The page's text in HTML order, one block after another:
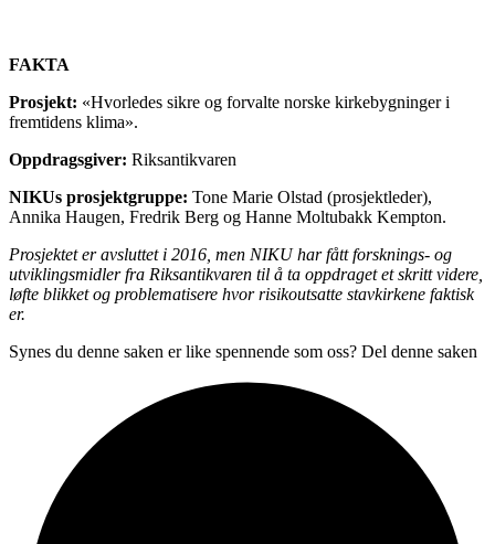
FAKTA
Prosjekt: «Hvorledes sikre og forvalte norske kirkebygninger i
fremtidens klima».
Oppdragsgiver: Riksantikvaren
NIKUs prosjektgruppe: Tone Marie Olstad (prosjektleder),
Annika Haugen, Fredrik Berg og Hanne Moltubakk Kempton.
Prosjektet er avsluttet i 2016, men NIKU har fått forsknings- og
utviklingsmidler fra Riksantikvaren til å ta oppdraget et skritt videre,
løfte blikket og problematisere hvor risikoutsatte stavkirkene faktisk
er.
Synes du denne saken er like spennende som oss? Del denne saken